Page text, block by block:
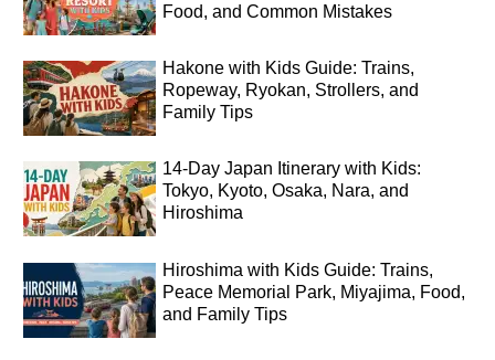
Food, and Common Mistakes
Hakone with Kids Guide: Trains,
Ropeway, Ryokan, Strollers, and
Family Tips
14-Day Japan Itinerary with Kids:
Tokyo, Kyoto, Osaka, Nara, and
Hiroshima
Hiroshima with Kids Guide: Trains,
Peace Memorial Park, Miyajima, Food,
and Family Tips